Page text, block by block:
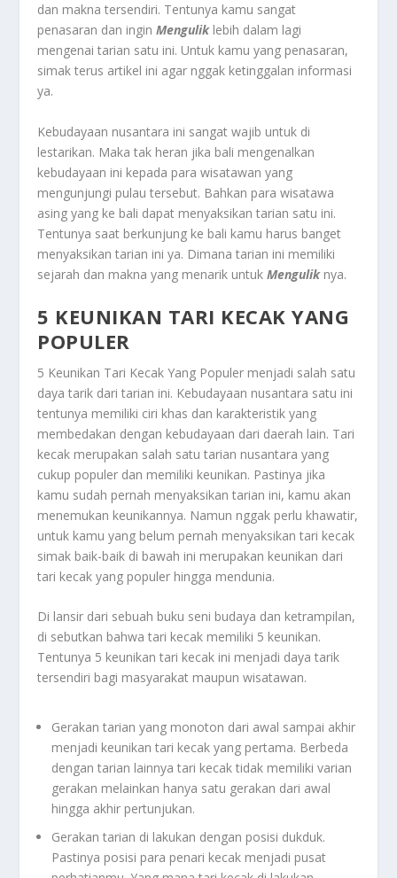
dan makna tersendiri. Tentunya kamu sangat
penasaran dan inginMenguliklebih dalam lagi
mengenai tarian satu ini. Untuk kamu yang penasaran,
simak terus artikel ini agar nggak ketinggalan informasi
ya.
Kebudayaan nusantara ini sangat wajib untuk di
lestarikan. Maka tak heran jika bali mengenalkan
kebudayaan ini kepada para wisatawan yang
mengunjungi pulau tersebut. Bahkan para wisatawa
asing yang ke bali dapat menyaksikan tarian satu ini.
Tentunya saat berkunjung ke bali kamu harus banget
menyaksikan tarian ini ya. Dimana tarian ini memiliki
sejarah dan makna yang menarik untukMenguliknya.
5 KEUNIKAN TARI KECAK YANG
POPULER
5 Keunikan Tari Kecak Yang Populer menjadi salah satu
daya tarik dari tarian ini. Kebudayaan nusantara satu ini
tentunya memiliki ciri khas dan karakteristik yang
membedakan dengan kebudayaan dari daerah lain. Tari
kecak merupakan salah satu tarian nusantara yang
cukup populer dan memiliki keunikan. Pastinya jika
kamu sudah pernah menyaksikan tarian ini, kamu akan
menemukan keunikannya. Namun nggak perlu khawatir,
untuk kamu yang belum pernah menyaksikan tari kecak
simak baik-baik di bawah ini merupakan keunikan dari
tari kecak yang populer hingga mendunia.
Di lansir dari sebuah buku seni budaya dan ketrampilan,
di sebutkan bahwa tari kecak memiliki 5 keunikan.
Tentunya 5 keunikan tari kecak ini menjadi daya tarik
tersendiri bagi masyarakat maupun wisatawan.
Gerakan tarian yang monoton dari awal sampai akhir
menjadi keunikan tari kecak yang pertama. Berbeda
dengan tarian lainnya tari kecak tidak memiliki varian
gerakan melainkan hanya satu gerakan dari awal
hingga akhir pertunjukan.
Gerakan tarian di lakukan dengan posisi dukduk.
Pastinya posisi para penari kecak menjadi pusat